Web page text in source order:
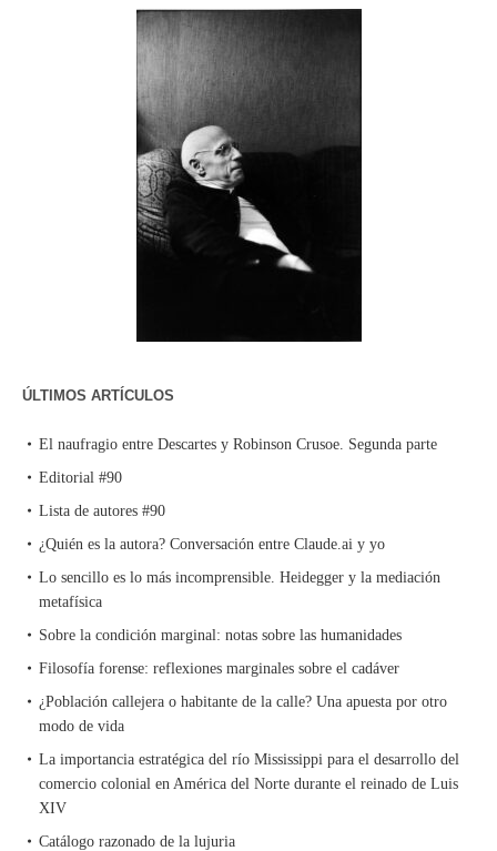
ÚLTIMOS ARTÍCULOS
El naufragio entre Descartes y Robinson Crusoe. Segunda parte
Editorial #90
Lista de autores #90
¿Quién es la autora? Conversación entre Claude.ai y yo
Lo sencillo es lo más incomprensible. Heidegger y la mediación
metafísica
Sobre la condición marginal: notas sobre las humanidades
Filosofía forense: reflexiones marginales sobre el cadáver
¿Población callejera o habitante de la calle? Una apuesta por otro
modo de vida
La importancia estratégica del río Mississippi para el desarrollo del
comercio colonial en América del Norte durante el reinado de Luis
XIV
Catálogo razonado de la lujuria